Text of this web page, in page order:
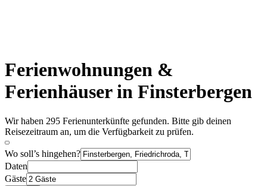
Ferienwohnungen &
Ferienhäuser in Finsterbergen
Wir haben 295 Ferienunterkünfte gefunden. Bitte gib deinen
Reisezeitraum an, um die Verfügbarkeit zu prüfen.
Wo soll’s hingehen?
Daten
Gäste